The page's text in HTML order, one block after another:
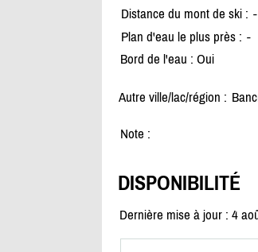
Distance du mont de ski : -
Plan d'eau le plus près : -
Bord de l'eau : Oui
Autre ville/lac/région :
Note :
DISPONIBILITÉ
Dernière mise à jour : 4